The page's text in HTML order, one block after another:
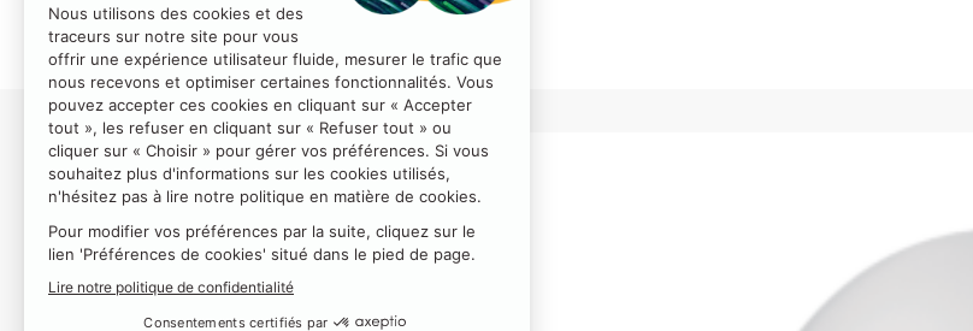
Autres offres du
Partenaire